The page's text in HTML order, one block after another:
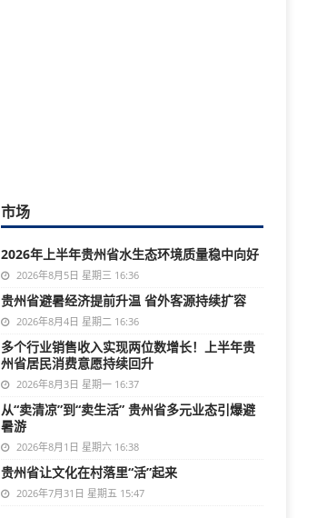
市场
2026年上半年贵州省水生态环境质量稳中向好
2026年8月5日 星期三 16:36
贵州省避暑经济提前升温 省外客源持续扩容
2026年8月4日 星期二 16:36
多个行业销售收入实现两位数增长！上半年贵
州省居民消费意愿持续回升
2026年8月3日 星期一 16:37
从“卖清凉”到“卖生活” 贵州省多元业态引爆避
暑游
2026年8月1日 星期六 16:38
贵州省让文化在村落里“活”起来
2026年7月31日 星期五 15:47